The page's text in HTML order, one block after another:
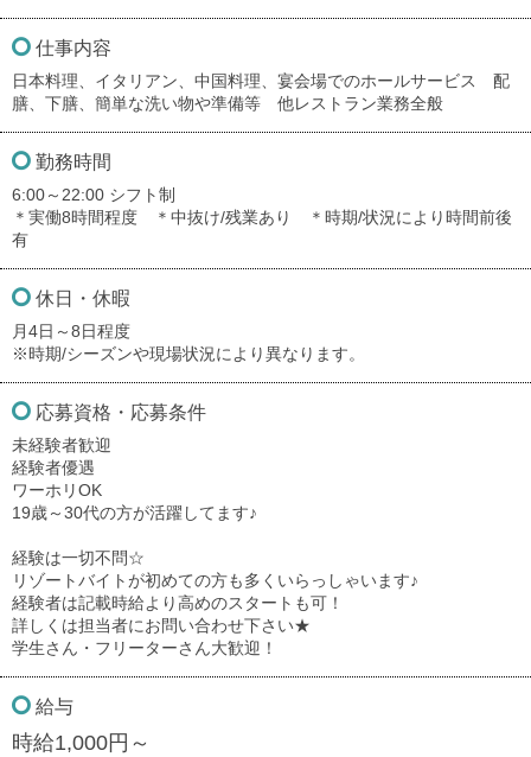
仕事内容
日本料理、イタリアン、中国料理、宴会場でのホールサービス 配
膳、下膳、簡単な洗い物や準備等 他レストラン業務全般
勤務時間
6:00～22:00 シフト制
＊実働8時間程度 ＊中抜け/残業あり ＊時期/状況により時間前後
有
休日・休暇
月4日～8日程度
※時期/シーズンや現場状況により異なります。
応募資格・応募条件
未経験者歓迎
経験者優遇
ワーホリOK
19歳～30代の方が活躍してます♪
経験は一切不問☆
リゾートバイトが初めての方も多くいらっしゃいます♪
経験者は記載時給より高めのスタートも可！
詳しくは担当者にお問い合わせ下さい★
学生さん・フリーターさん大歓迎！
給与
時給1,000円～